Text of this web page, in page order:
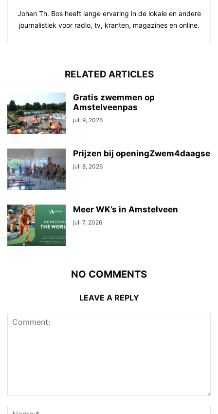
Johan Th. Bos heeft lange ervaring in de lokale en andere
journalistiek voor radio, tv, kranten, magazines en online.
RELATED ARTICLES
Gratis zwemmen op
Amstelveenpas
juli 9, 2026
Prijzen bij openingZwem4daagse
juli 8, 2026
Meer WK’s in Amstelveen
juli 7, 2026
NO COMMENTS
LEAVE A REPLY